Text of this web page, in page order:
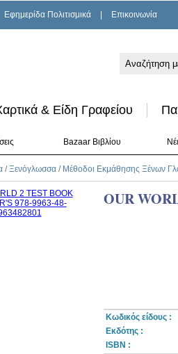
Εφημερίδα Πολιτισμικά Επικοινωνία
& Είδη Γραφείου
Bazaar Βιβλίου
/Ξενόγλωσσα / Μέθοδοι Εκμάθησης Ξένων
OUR
Κωδικός είδους :
Εκδότης :
ISBN :